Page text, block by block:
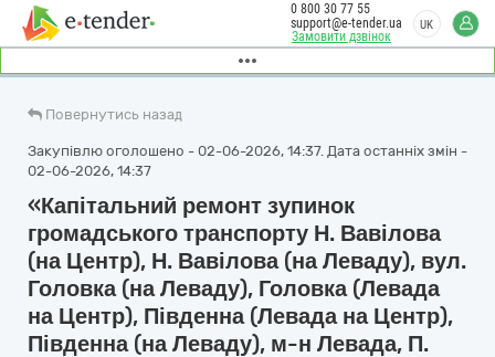
Замовити дзвінок
0 800 30 77 55
support@e-tender.ua
UK
Повернутись назад
Закупівлю оголошено - 02-06-2026, 14:37. Дата останніх змін -
02-06-2026, 14:37
«Капітальний ремонт зупинок
громадського транспорту Н. Вавілова
(на Центр), Н. Вавілова (на Леваду), вул.
Головка (на Леваду), Головка (Левада
на Центр), Південна (Левада на Центр),
Південна (на Леваду), м-н Левада, П.